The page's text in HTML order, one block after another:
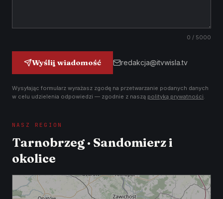
0 / 5000
Wyślij wiadomość redakcja@itvwisla.tv
Wysyłając formularz wyrażasz zgodę na przetwarzanie podanych danych
w celu udzielenia odpowiedzi — zgodnie z naszą polityką prywatności.
NASZ REGION
Tarnobrzeg · Sandomierz i
okolice